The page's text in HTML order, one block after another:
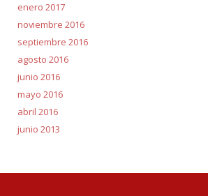
enero 2017
noviembre 2016
septiembre 2016
agosto 2016
junio 2016
mayo 2016
abril 2016
junio 2013